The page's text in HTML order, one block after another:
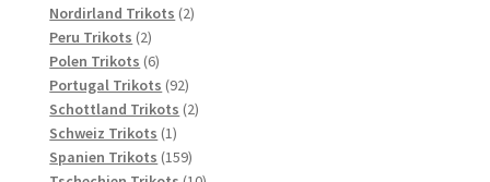
Nordirland Trikots 22
Peru Trikots 22
Produkte
Polen Trikots 66
Produkte
Portugal Trikots 9292
Produkte
Schottland Trikots 22
Schweiz Trikots 11
Produkt
Spanien Trikots 159159